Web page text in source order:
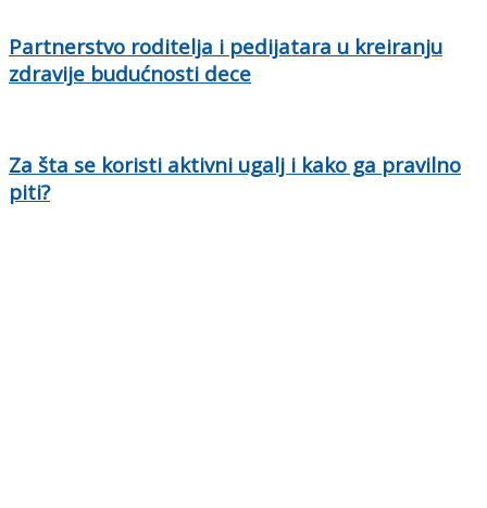
Partnerstvo roditelja i pedijatara u kreiranju
zdravije budućnosti dece
Za šta se koristi aktivni ugalj i kako ga pravilno
piti?